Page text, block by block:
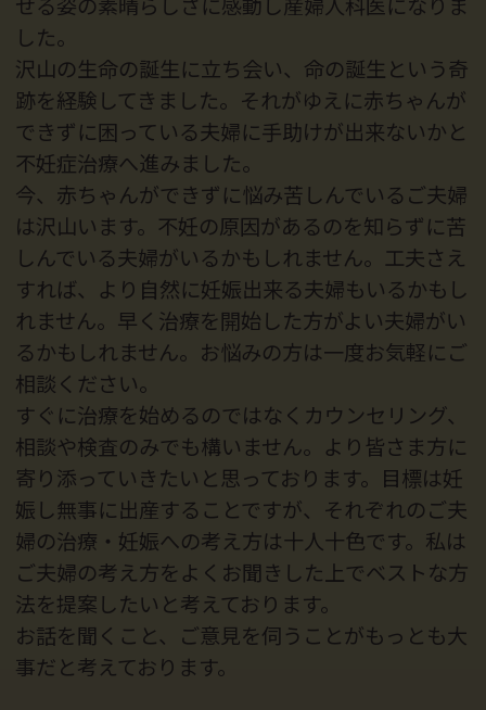
した。
沢山の生命の誕生に立ち会い、命の誕生という奇
跡を経験してきました。それがゆえに赤ちゃんが
できずに困っている夫婦に手助けが出来ないかと
不妊症治療へ進みました。
今、赤ちゃんができずに悩み苦しんでいるご夫婦
は沢山います。不妊の原因があるのを知らずに苦
しんでいる夫婦がいるかもしれません。工夫さえ
すれば、より自然に妊娠出来る夫婦もいるかもし
れません。早く治療を開始した方がよい夫婦がい
るかもしれません。お悩みの方は一度お気軽にご
相談ください。
すぐに治療を始めるのではなくカウンセリング、
相談や検査のみでも構いません。より皆さま方に
寄り添っていきたいと思っております。目標は妊
娠し無事に出産することですが、それぞれのご夫
婦の治療・妊娠への考え方は十人十色です。私は
ご夫婦の考え方をよくお聞きした上でベストな方
法を提案したいと考えております。
お話を聞くこと、ご意見を伺うことがもっとも大
事だと考えております。